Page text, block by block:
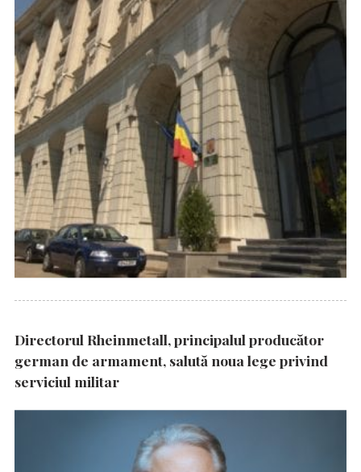
Directorul Rheinmetall, principalul producător
german de armament, salută noua lege privind
serviciul militar